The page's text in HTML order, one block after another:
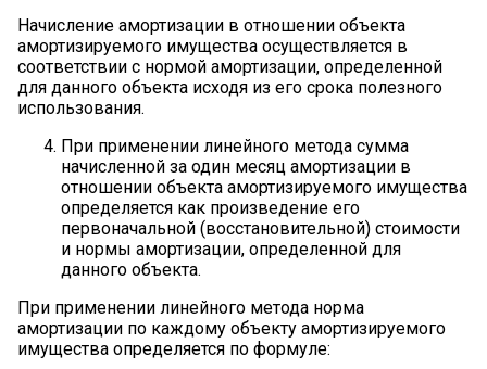
Начисление амортизации в отношении объекта
амортизируемого имущества осуществляется в
соответствии с нормой амортизации, определенной
для данного объекта исходя из его срока полезного
использования.
При применении линейного метода сумма
начисленной за один месяц амортизации в
отношении объекта амортизируемого имущества
определяется как произведение его
первоначальной (восстановительной) стоимости
и нормы амортизации, определенной для
данного объекта.
При применении линейного метода норма
амортизации по каждому объекту амортизируемого
имущества определяется по формуле: